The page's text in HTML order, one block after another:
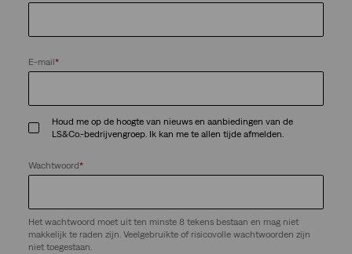
E-mail*
Houd me op de hoogte van nieuws en aanbiedingen van de
LS&Co.-bedrijvengroep. Ik kan me te allen tijde afmelden.
Wachtwoord*
Het wachtwoord moet uit ten minste 8 tekens bestaan en mag niet
makkelijk te raden zijn. Veelgebruikte of risicovolle wachtwoorden zijn
niet toegestaan.